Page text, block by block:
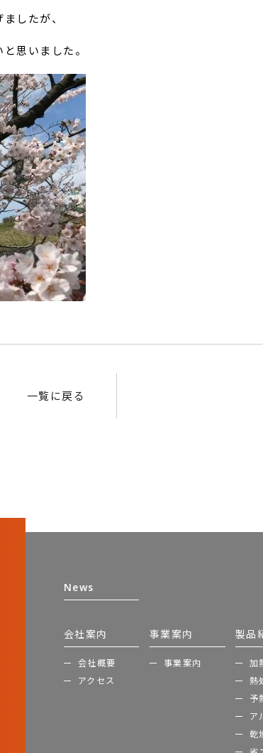
したが、
思いました。
一覧に戻る
News
会社案内
会社概要
アクセス
事業案内
事業案内
製品
加
熱
予
ア
乾